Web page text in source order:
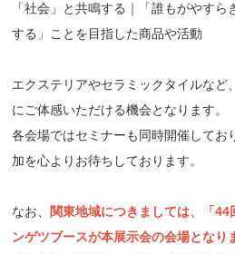
「社会」と共鳴する｜「誰もがやす
する」ことを目指した商品や活動
エクステリアやセラミックタイルなど
にご体感いただける機会となります。
各会場ではセミナーも同時開催してお
加を心よりお待ちしております。
なお、 関東地域につきましては、「
ンゲツブースが本展示会の会場となり